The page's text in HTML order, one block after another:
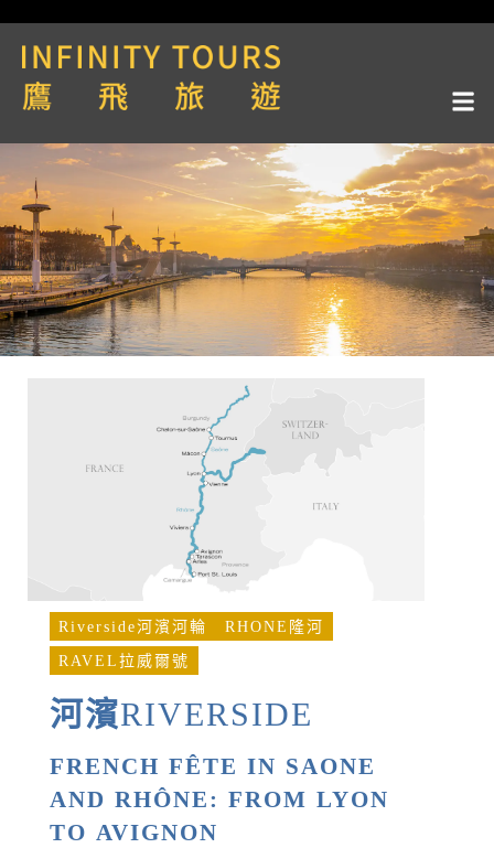
Riverside河濱河輪
RHONE隆河
RAVEL拉威爾號
河濱RIVERSIDE
FRENCH FÊTE IN SAONE
AND RHÔNE: FROM LYON
TO AVIGNON